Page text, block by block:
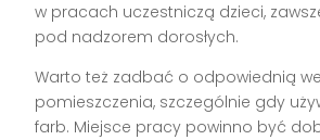
w pracach uczestniczą dzieci,
pod nadzorem dorosłych.
Warto też zadbać o odpowiednią
pomieszczenia, szczególnie gdy
farb. Miejsce pracy powinno być